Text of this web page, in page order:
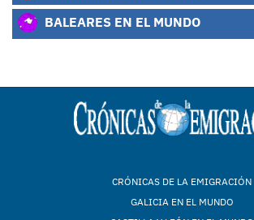
BALEARES EN EL MUNDO
CRÓNICAS DE LA EMIGRACIÓN
GALICIA EN EL MUNDO